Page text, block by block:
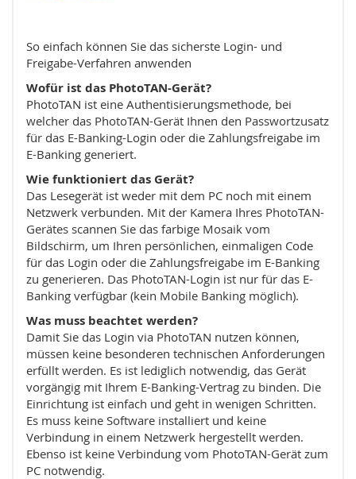
So einfach können Sie das sicherste Login- und
Freigabe-Verfahren anwenden
Wofür ist das PhotoTAN-Gerät?
PhotoTAN ist eine Authentisierungsmethode, bei
welcher das PhotoTAN-Gerät Ihnen den Passwortzusatz
für das E-Banking-Login oder die Zahlungsfreigabe im
E-Banking generiert.
Wie funktioniert das Gerät?
Das Lesegerät ist weder mit dem PC noch mit einem
Netzwerk verbunden. Mit der Kamera Ihres PhotoTAN-
Gerätes scannen Sie das farbige Mosaik vom
Bildschirm, um Ihren persönlichen, einmaligen Code
für das Login oder die Zahlungsfreigabe im E-Banking
zu generieren. Das PhotoTAN-Login ist nur für das E-
Banking verfügbar (kein Mobile Banking möglich).
Was muss beachtet werden?
Damit Sie das Login via PhotoTAN nutzen können,
müssen keine besonderen technischen Anforderungen
erfüllt werden. Es ist lediglich notwendig, das Gerät
vorgängig mit Ihrem E-Banking-Vertrag zu binden. Die
Einrichtung ist einfach und geht in wenigen Schritten.
Es muss keine Software installiert und keine
Verbindung in einem Netzwerk hergestellt werden.
Ebenso ist keine Verbindung vom PhotoTAN-Gerät zum
PC notwendig.